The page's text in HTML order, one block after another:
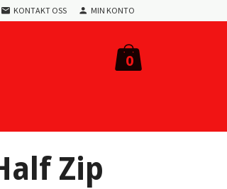
KONTAKT OSS MIN KONTO
0
Zip